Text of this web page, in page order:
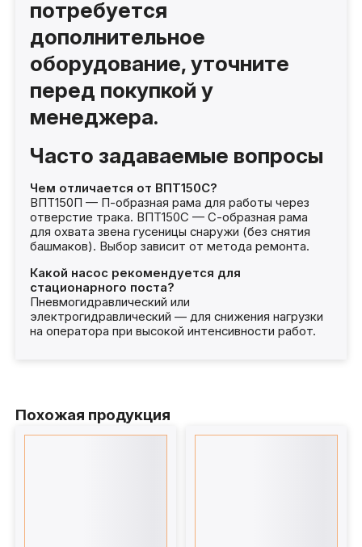
потребуется
дополнительное
оборудование, уточните
перед покупкой у
менеджера.
Часто задаваемые вопросы
Чем отличается от ВПТ150С?
ВПТ150П — П-образная рама для работы через
отверстие трака. ВПТ150С — С-образная рама
для охвата звена гусеницы снаружи (без снятия
башмаков). Выбор зависит от метода ремонта.
Какой насос рекомендуется для
стационарного поста?
Пневмогидравлический или
электрогидравлический — для снижения нагрузки
на оператора при высокой интенсивности работ.
Похожая продукция